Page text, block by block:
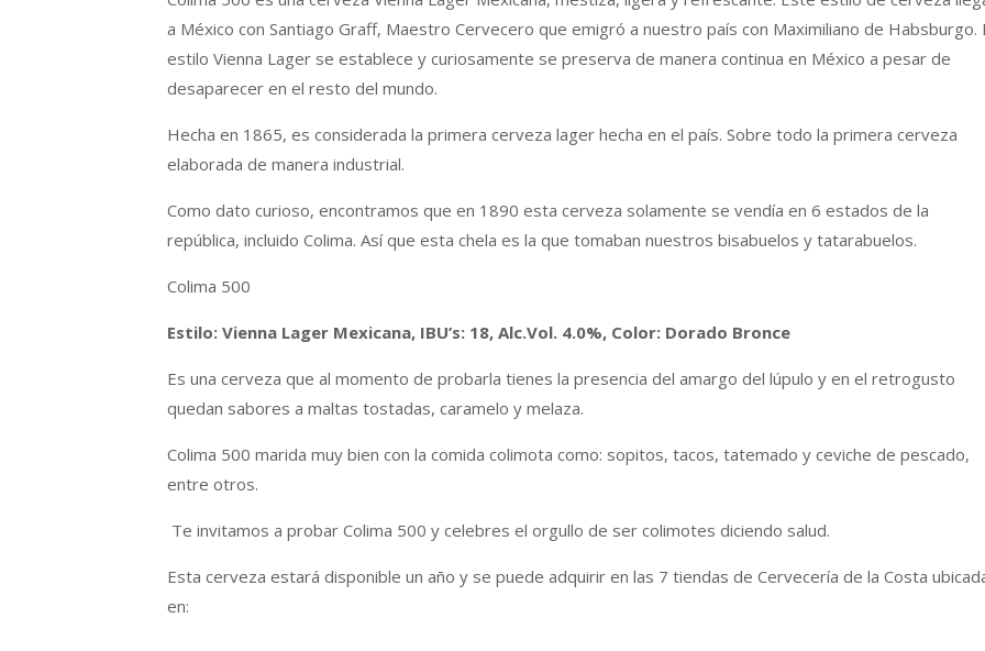
a México con Santiago Graff, Maestro Cervecero que emigró a nuestro país con Maximiliano de Habsburgo.
estilo Vienna Lager se establece y curiosamente se preserva de manera continua en México a pesar de
desaparecer en el resto del mundo.
Hecha en 1865, es considerada la primera cerveza lager hecha en el país. Sobre todo la primera cerveza
elaborada de manera industrial.
Como dato curioso, encontramos que en 1890 esta cerveza solamente se vendía en 6 estados de la
república, incluido Colima. Así que esta chela es la que tomaban nuestros bisabuelos y tatarabuelos.
Colima 500
Estilo: Vienna Lager Mexicana, IBU’s: 18, Alc.Vol. 4.0%, Color: Dorado Bronce
Es una cerveza que al momento de probarla tienes la presencia del amargo del lúpulo y en el retrogusto
quedan sabores a maltas tostadas, caramelo y melaza.
Colima 500 marida muy bien con la comida colimota como: sopitos, tacos, tatemado y ceviche de pescado,
entre otros.
Te invitamos a probar Colima 500 y celebres el orgullo de ser colimotes diciendo salud.
Esta cerveza estará disponible un año y se puede adquirir en las 7 tiendas de Cervecería de la Costa
en: